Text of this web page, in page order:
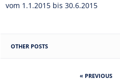
vom 1.1.2015 bis 30.6.2015
OTHER POSTS
« PREVIOUS